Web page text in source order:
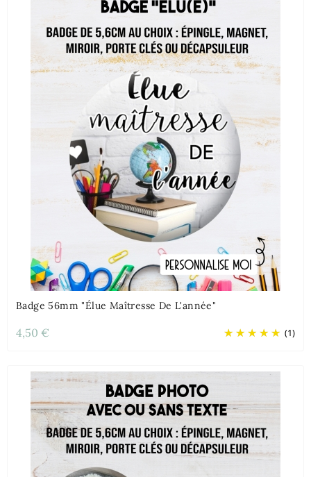
Badge 56mm "Élue Maîtresse De L'année"
(1)
4,50 €